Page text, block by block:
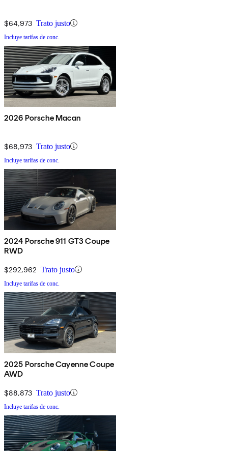
$64,973 Trato justo
Incluye tarifas de conc.
2026 Porsche Macan
$68,973 Trato justo
Incluye tarifas de conc.
2024 Porsche 911 GT3 Coupe
RWD
$292,962 Trato justo
Incluye tarifas de conc.
2025 Porsche Cayenne Coupe
AWD
$88,873 Trato justo
Incluye tarifas de conc.